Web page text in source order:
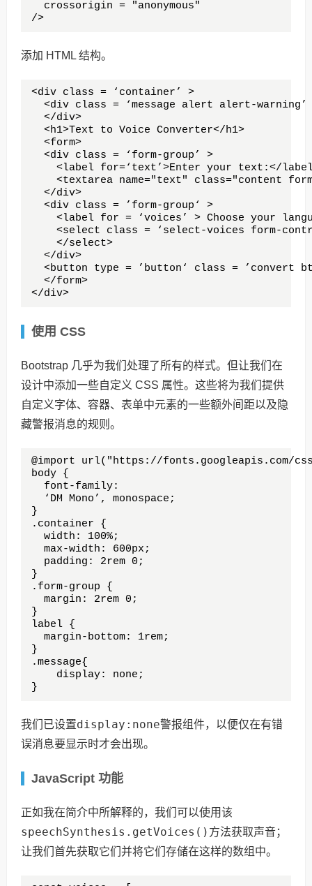
crossorigin = "anonymous"
/>
添加 HTML 结构。
<div class = ‘container’ >
<div class = ‘message alert alert-warning’
</div>
<h1>Text to Voice Converter</h1>
<form>
<div class = ‘form-group’ >
<label for=‘text’>Enter your text:</
<textarea name="text" class="content
</div>
<div class = ’form-group‘ >
<label for = ‘voices’ > Choose your
<select class = ‘select-voices form-
</select>
</div>
<button type = ’button‘ class = ’convert
</form>
</div>
使用 CSS
Bootstrap 几乎为我们处理了所有的样式。但让我们在
设计中添加一些自定义 CSS 属性。这些将为我们提供
自定义字体、容器、表单中元素的一些额外间距以及隐
藏警报消息的规则。
@import url("https://fonts.googleapis.com/
body {
font-family:
‘DM Mono’, monospace;
}
.container {
width: 100%;
max-width: 600px;
padding: 2rem 0;
}
.form-group {
margin: 2rem 0;
}
label {
margin-bottom: 1rem;
}
.message{
display: none;
}
我们已设置display:none警报组件，以便仅在有错
误消息要显示时才会出现。
JavaScript 功能
正如我在简介中所解释的，我们可以使用该
speechSynthesis.getVoices() 方法获取声音；
让我们首先获取它们并将它们存储在这样的数组中。